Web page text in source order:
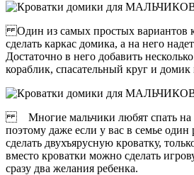
Один из самых простых вариантов
сделать каркас домика, а на него
Достаточно в него добавить
кораблик, спасательный круг и домик
Многие мальчики любят спать на
поэтому даже если у вас в семье
сделать двухъярусную кроватку,
вместо кроватки можно сделать
сразу два желания ребенка.